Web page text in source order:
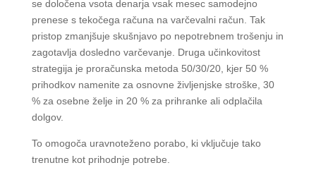
se določena vsota denarja vsak mesec samodejno
prenese s tekočega računa na varčevalni račun. Tak
pristop zmanjšuje skušnjavo po nepotrebnem trošenju in
zagotavlja dosledno varčevanje. Druga učinkovitost
strategija je proračunska metoda 50/30/20, kjer 50 %
prihodkov namenite za osnovne življenjske stroške, 30
% za osebne želje in 20 % za prihranke ali odplačila
dolgov.
To omogoča uravnoteženo porabo, ki vključuje tako
trenutne kot prihodnje potrebe.